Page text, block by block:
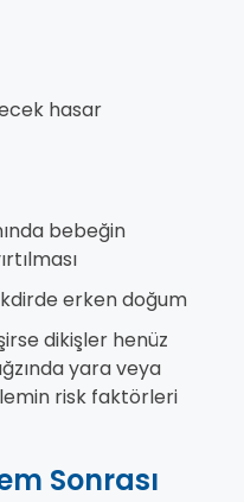
hasar
bebeğin
erken doğum
dikişler henüz
yara veya
risk faktörleri
Sonrası